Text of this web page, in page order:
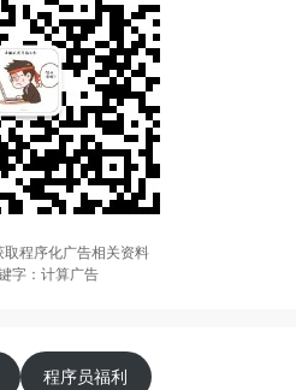
取程序化广告相关资料
字：计算广告
程序员福利